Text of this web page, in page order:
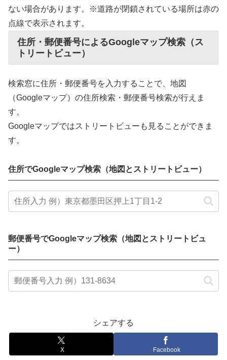
ない場合があります。※道路が閉鎖されている場所は赤の
点線で表示されます。
住所・郵便番号によるGoogleマップ検索（ス
トリートビュー）
検索窓に住所・郵便番号を入力することで、地図
（Googleマップ）の住所検索・郵便番号検索が行えま
す。
Googleマップではストリートビューも見ることができま
す。
住所でGoogleマップ検索（地図とストリートビュー）
郵便番号でGoogleマップ検索（地図とストリートビュ
ー）
シェアする
X Facebook